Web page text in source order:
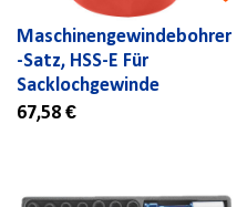
Maschinengewindebohrer
-Satz, HSS-E Für
Sacklochgewinde
67,58 €